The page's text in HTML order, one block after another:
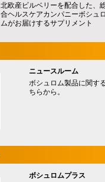
北欧産ビルベリーを配合した、
合ヘルスケアカンパニーボシュロ
ムがお届けするサプリメント
ニュースルーム
ボシュロム製品に関す
ちらから。
ボシュロムプラス